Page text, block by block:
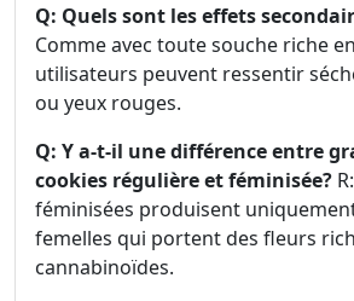
Q: Quels sont les effets
Comme avec toute souche riche
utilisateurs peuvent ressentir
ou yeux rouges.
Q: Y a-t-il une différence entre
cookies régulière et féminisée?
féminisées produisent
femelles qui portent des fleurs
cannabinoïdes.